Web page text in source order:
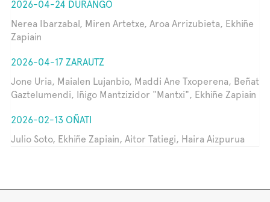
2026-04-24 DURANGO
Nerea Ibarzabal, Miren Artetxe, Aroa Arrizubieta, Ekhiñe
Zapiain
2026-04-17 ZARAUTZ
Jone Uria, Maialen Lujanbio, Maddi Ane Txoperena, Beñat
Gaztelumendi, Iñigo Mantzizidor "Mantxi", Ekhiñe Zapiain
2026-02-13 OÑATI
Julio Soto, Ekhiñe Zapiain, Aitor Tatiegi, Haira Aizpurua